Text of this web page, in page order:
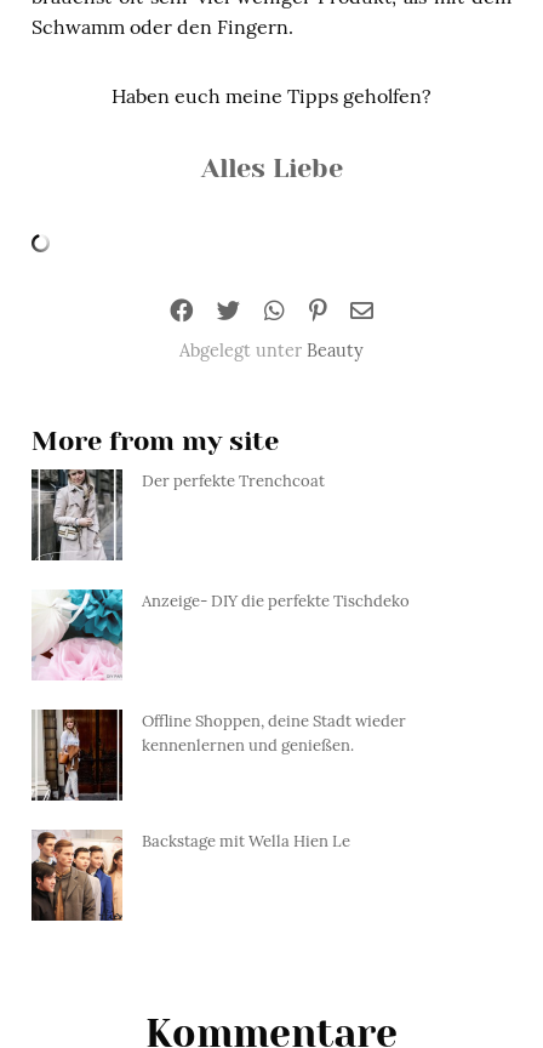
Schwamm oder den Fingern.
Haben euch meine Tipps geholfen?
Alles Liebe
Abgelegt unter Beauty
More from my site
Der perfekte Trenchcoat
Anzeige- DIY die perfekte Tischdeko
Offline Shoppen, deine Stadt wieder
kennenlernen und genießen.
Backstage mit Wella Hien Le
Kommentare